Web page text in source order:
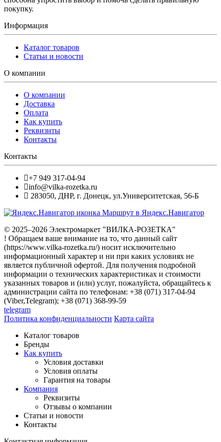
покупку.
Информация
Каталог товаров
Статьи и новости
О компании
О компании
Доставка
Оплата
Как купить
Реквизиты
Контакты
Контакты
+7 949 317-04-94
info@vilka-rozetka.ru
283050, ДНР, г. Донецк, ул.Университетская, 56-Б
Маршрут в Яндекс.Навигатор
© 2025–2026 Электромаркет "ВИЛКА-РОЗЕТКА"
! Обращаем ваше внимание на то, что данный сайт
(https://www.vilka-rozetka.ru/) носит исключительно
информационный характер и ни при каких условиях не
является публичной офертой. Для получения подробной
информации о технических характеристиках и стоимости
указанных товаров и (или) услуг, пожалуйста, обращайтесь к
администрации сайта по телефонам: +38 (071) 317-04-94
(Viber,Telegram); +38 (071) 368-99-59
telegram
Политика конфиденциальности Карта сайта
Каталог товаров
Бренды
Как купить
Условия доставки
Условия оплаты
Гарантия на товары
Компания
Реквизиты
Отзывы о компании
Статьи и новости
Контакты